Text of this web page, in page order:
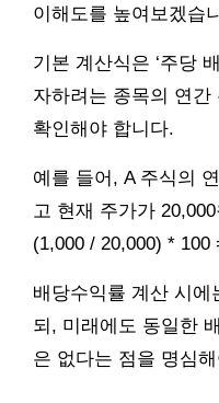
이해도를 높여보겠습
기본 계산식은 ‘주당
자하려는 종목의 연
확인해야 합니다.
예를 들어, A 주식의
고 현재 주가가
(1,000 / 20,000) * 100
배당수익률 계산 시
되, 미래에도 동일한
은 없다는 점을 명심